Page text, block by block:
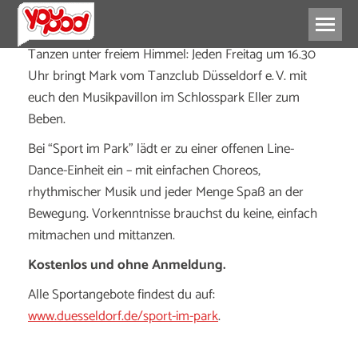
Tanzen unter freiem Himmel: Jeden Freitag um 16.30
Uhr bringt Mark vom Tanzclub Düsseldorf e. V. mit
euch den Musikpavillon im Schlosspark Eller zum
Beben.
Bei “Sport im Park” lädt er zu einer offenen Line-
Dance-Einheit ein – mit einfachen Choreos,
rhythmischer Musik und jeder Menge Spaß an der
Bewegung. Vorkenntnisse brauchst du keine, einfach
mitmachen und mittanzen.
Kostenlos und ohne Anmeldung.
Alle Sportangebote findest du auf:
www.duesseldorf.de/sport-im-park.